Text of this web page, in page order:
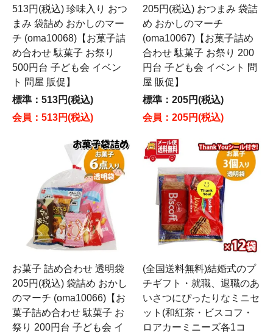
513円(税込) 珍味入り おつ
まみ 袋詰め おかしのマー
チ (oma10068)【お菓子詰
め合わせ 駄菓子 お祭り
500円台 子ども会 イベン
ト 問屋 販促】
標準：513円(税込)
会員：513円(税込)
205円(税込) おつまみ 袋詰
め おかしのマーチ
(oma10067)【お菓子詰め
合わせ 駄菓子 お祭り 200
円台 子ども会 イベント 問
屋 販促】
標準：205円(税込)
会員：205円(税込)
お菓子 詰め合わせ 透明袋
205円(税込) 袋詰め おかし
のマーチ (oma10066)【お
菓子詰め合わせ 駄菓子 お
祭り 200円台 子ども会 イ
(全国送料無料)結婚式のプ
チギフト・就職、退職のあ
いさつにぴったりなミニセ
ット(和紅茶・ビスコフ・
ロアカーミニーズ各1コ